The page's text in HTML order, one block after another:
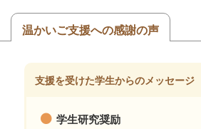
温かいご支援への感謝の声
支援を受けた学生からのメッセージ
学生研究奨励